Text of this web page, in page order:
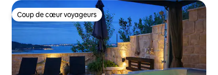
Coup de cœur voyageurs
Coup de cœur voyageurs